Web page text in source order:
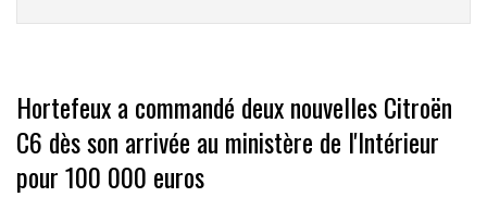
Hortefeux a commandé deux nouvelles Citroën
C6 dès son arrivée au ministère de l'Intérieur
pour 100 000 euros